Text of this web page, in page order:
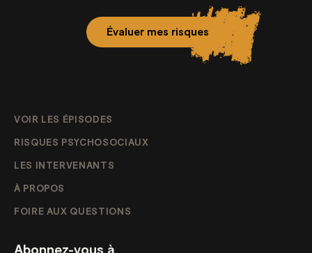
Évaluer mes risques
Abonnez-vous à
VOIR LES ÉPISODES
RISQUES PSYCHOSOCIAUX
LES INTERVENANTS
À PROPOS
FOIRE AUX QUESTIONS